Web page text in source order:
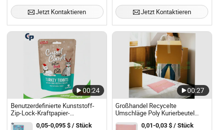
Jetzt Kontaktieren Jetzt Kontaktieren
00:24
Benutzerdefinierte Kunststoff-
Zip-Lock-Kraftpapier-
Katzenstreu-Futter-Doypack
biologisch abbaubare Haustier-
0,05-0,095 $ / Stück
00:27
Großhandel Recycelte
Umschläge Poly Kurierbeutel
Kunststoff Versandtasche
0,01-0,03 $ / Stück